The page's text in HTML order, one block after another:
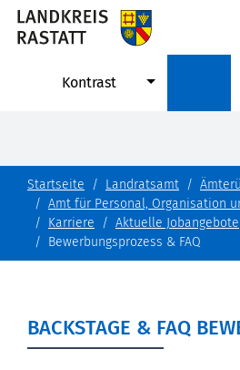
Kontrast
Startseite Landratsamt
Amt für Personal, Organisation
Karriere
Aktuelle Jobangebote
Bewerbungsprozess & FAQ
BACKSTAGE & FAQ